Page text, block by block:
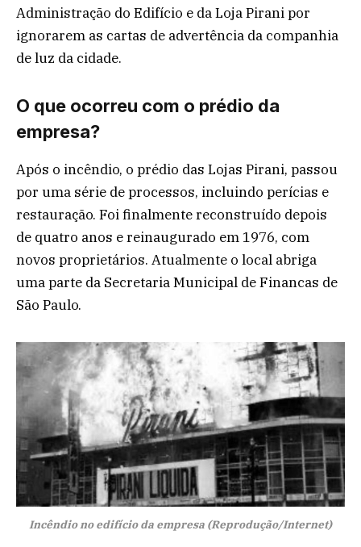
Administração do Edifício e da Loja Pirani por
ignorarem as cartas de advertência da companhia
de luz da cidade.
O que ocorreu com o prédio da
empresa?
Após o incêndio, o prédio das Lojas Pirani, passou
por uma série de processos, incluindo perícias e
restauração. Foi finalmente reconstruído depois
de quatro anos e reinaugurado em 1976, com
novos proprietários. Atualmente o local abriga
uma parte da Secretaria Municipal de Financas de
São Paulo.
Incêndio no edifício da empresa (Reprodução/Internet)